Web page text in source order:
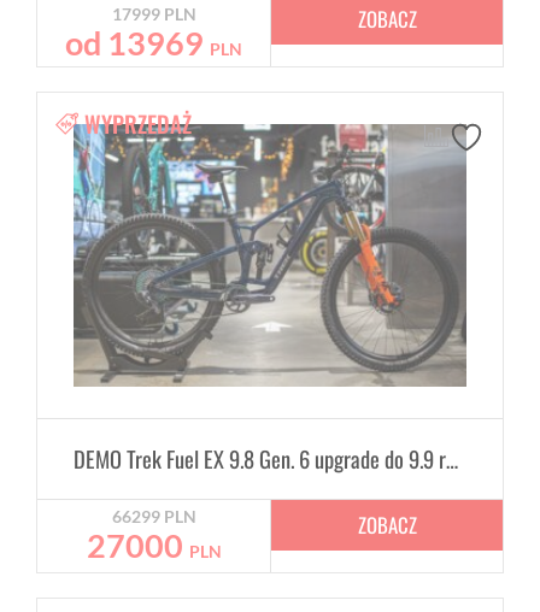
17999 PLN
od 13969 PLN
ZOBACZ
WYPRZEDAŻ
DEMO Trek Fuel EX 9.8 Gen. 6 upgrade do 9.9 rozmiar M
66299 PLN
27000 PLN
ZOBACZ